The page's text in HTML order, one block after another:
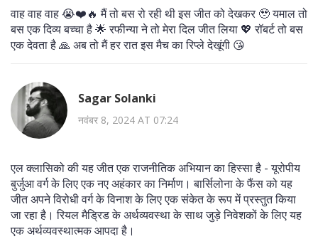
वाह वाह वाह 😭❤️🔥 मैं तो बस रो रही थी इस जीत को देखकर 🥹 यमाल तो
बस एक दिव्य बच्चा है 🌟 रफीन्या ने तो मेरा दिल जीत लिया 💖 रॉबर्ट तो बस
एक देवता है 🙏 अब तो मैं हर रात इस मैच का रिप्ले देखूंगी 😘
Sagar Solanki
नवंबर 8, 2024 AT 07:24
एल क्लासिको की यह जीत एक राजनीतिक अभियान का हिस्सा है - यूरोपीय
बुर्जुआ वर्ग के लिए एक नए अहंकार का निर्माण। बार्सिलोना के फैंस को यह
जीत अपने विरोधी वर्ग के विनाश के लिए एक संकेत के रूप में प्रस्तुत किया
जा रहा है। रियल मैड्रिड के अर्थव्यवस्था के साथ जुड़े निवेशकों के लिए यह
एक अर्थव्यवस्थात्मक आपदा है।